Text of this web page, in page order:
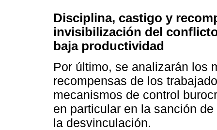
Disciplina, castigo y
invisibilización del
baja productividad
Por último, se analizarán los
recompensas de los
mecanismos de control
en particular en la sanción
la desvinculación.